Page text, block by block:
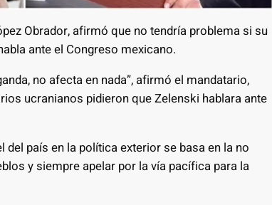
Obrador, afirmó que no tendría problema si su
ante el Congreso mexicano.
no afecta en nada”, afirmó el mandatario,
ucranianos pidieron que Zelenski hablara ante
país en la política exterior se basa en la no
y siempre apelar por la vía pacífica para la